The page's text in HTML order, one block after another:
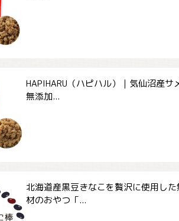
HAPIHARU（ハピハル）｜気仙沼産サ
無添加...
北海道産黒豆きなこを贅沢に使用し
材のおやつ「...